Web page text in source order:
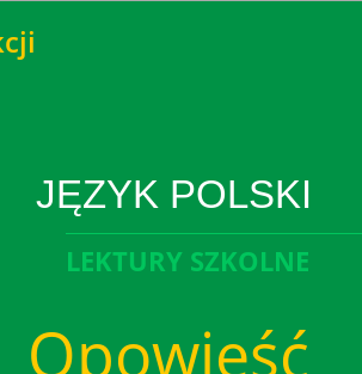
Opowieść
JĘZYK POLSKI
LEKTURY SZKOLNE